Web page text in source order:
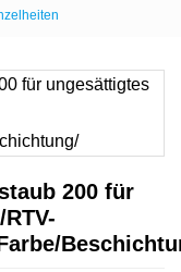
200 für